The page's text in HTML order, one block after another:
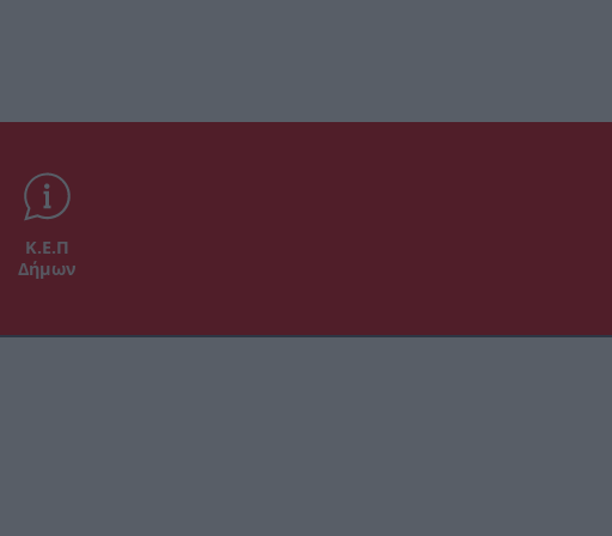
Κ.Ε.Π
Δήμων